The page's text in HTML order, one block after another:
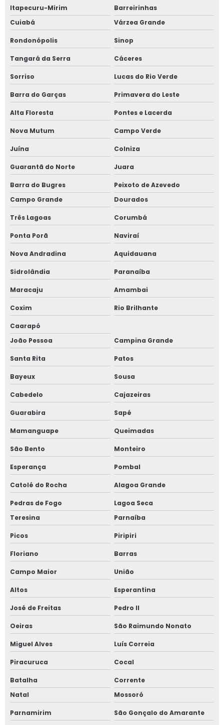
Itapecuru-Mirim
Barreirinhas
Cuiabá
Várzea Grande
Rondonópolis Sinop
Tangará da Serra Cáceres
Sorriso Lucas do Rio Verde
Barra do Garças Primavera do Leste
Alta Floresta Pontes e Lacerda
Nova Mutum Campo Verde
Juína Colniza
Guarantã do Norte Juara
Barra do Bugres
Peixoto de Azevedo
Campo Grande
Dourados
Três Lagoas Corumbá
Ponta Porã Naviraí
Nova Andradina Aquidauana
Sidrolândia Paranaíba
Maracaju Amambai
Coxim Rio Brilhante
Caarapó
João Pessoa
Campina Grande
Santa Rita Patos
Bayeux Sousa
Cabedelo Cajazeiras
Guarabira Sapé
Mamanguape Queimadas
São Bento Monteiro
Esperança Pombal
Catolé do Rocha Alagoa Grande
Pedras de Fogo
Lagoa Seca
Teresina
Parnaíba
Picos Piripiri
Floriano Barras
Campo Maior União
Altos Esperantina
José de Freitas Pedro II
Oeiras São Raimundo Nonato
Miguel Alves Luís Correia
Piracuruca Cocal
Batalha
Corrente
Natal
Mossoró
Parnamirim São Gonçalo do Amarante